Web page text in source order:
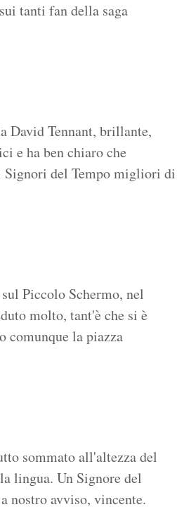
tanti fan della saga
David Tennant, brillante,
e ha ben chiaro che
Signori del Tempo migliori di
Piccolo Schermo, nel
molto, tant'è che si è
comunque la piazza
sommato all'altezza del
lingua. Un Signore del
nostro avviso, vincente.